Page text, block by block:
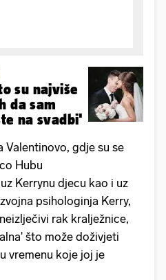
su najviše
da sam
na svadbi'
Valentinovo, gdje su se
Hubu
Kerrynu djecu kao i uz
psihologinja Kerry,
rak kralježnice,
što može doživjeti
vremenu koje joj je